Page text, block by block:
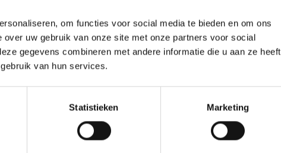
om functies voor social media te bieden en om ons
uw gebruik van onze site met onze partners voor social
gegevens combineren met andere informatie die u aan ze heeft
van hun services.
Statistieken Marketing
of tablet: dit was voor ouders wellicht
met intussen veel ingeburgerde Engelse termen zal
opwekken. Maar waarom lokken deze Engelse
fenomeen in elke taal, waarbij woorden, maar
talen worden overgenomen", zegt Rik Vosters,
voortdurend evolueert, is de verontwaardiging over
zoals 'muur' en 'cijfer' ook leenwoorden, maar daar